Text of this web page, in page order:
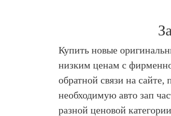
Купить новые
низким ценам с
обратной связи на
необходимую авто зап
разной ценовой